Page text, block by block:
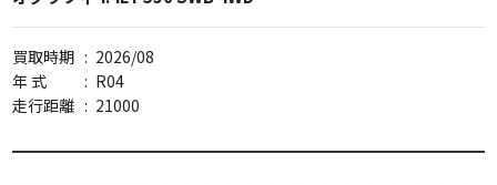
買取時期 : 2026/08
年 式
: R04
走行距離 : 21000